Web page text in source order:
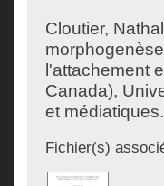
Cloutier,
l'attachement
Canada),
et médiatiques.
Fichier(s)